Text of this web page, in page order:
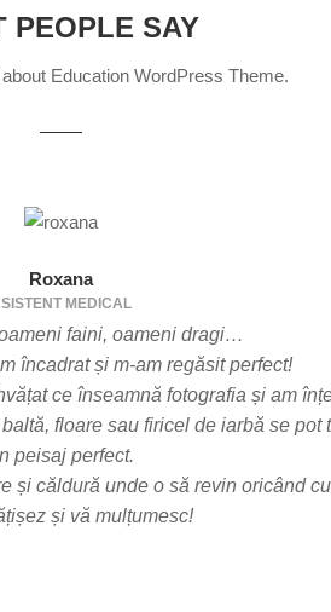
PEOPLE SAY
Education WordPress Theme.
Roxana
MEDICAL
faini, oameni dragi…
încadrat și m-am regăsit perfect!
ce înseamnă fotografia și am
floare sau firicel de iarbă se pot
peisaj perfect.
și căldură unde o să revin oricând
și vă mulțumesc!